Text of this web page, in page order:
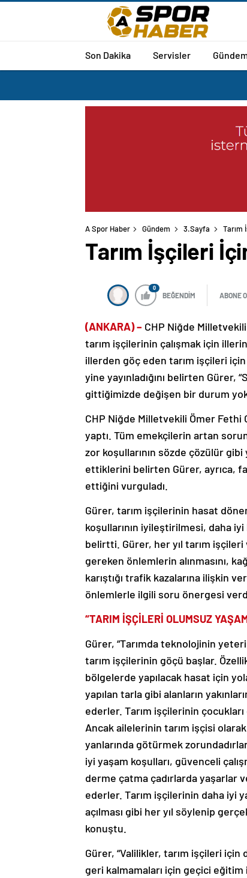
Son Dakika Servisler
A Spor Haber Gündem 3.Sayfa Tarım
Tarım İşçileri
0
BEĞENDİM ABONE
(ANKARA) – CHP Niğde
tarım işçilerinin çalışmak için
illerden göç eden tarım işçileri
yine yayınladığını belirten Gürer,
gittiğimizde değişen bir durum
CHP Niğde Milletvekili Ömer Fethi
yaptı. Tüm emekçilerin artan
zor koşullarının sözde çözülür
ettiklerini belirten Gürer, ayrıca,
ettiğini vurguladı.
Gürer, tarım işçilerinin hasat
koşullarının iyileştirilmesi, daha
belirtti. Gürer, her yıl tarım işçileri
gereken önlemlerin alınmasını,
karıştığı trafik kazalarına ilişkin
önlemlerle ilgili soru önergesi
“TARIM İŞÇİLERİ OLUMSUZ
Gürer, “Tarımda teknolojinin
tarım işçilerinin göçü başlar.
bölgelerde yapılacak hasat için
yapılan tarla gibi alanların
ederler. Tarım işçilerinin
Ancak ailelerinin tarım işçisi
yanlarında götürmek
iyi yaşam koşulları, güvenceli
derme çatma çadırlarda yaşarlar
ederler. Tarım işçilerinin daha iyi
açılması gibi her yıl söylenip
konuştu.
Gürer, “Valilikler, tarım işçileri için
geri kalmamaları için geçici eğitim